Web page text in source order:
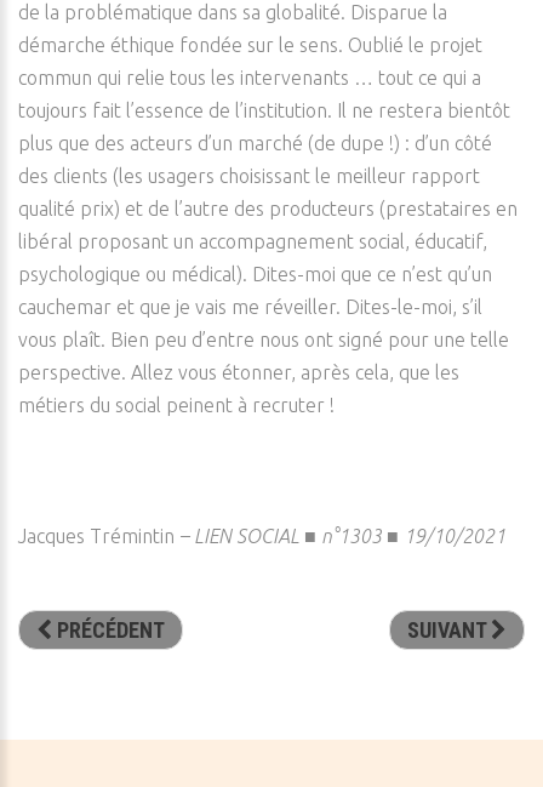
de la problématique dans sa globalité. Disparue la
démarche éthique fondée sur le sens. Oublié le projet
commun qui relie tous les intervenants … tout ce qui a
toujours fait l’essence de l’institution. Il ne restera bientôt
plus que des acteurs d’un marché (de dupe !) : d’un côté
des clients (les usagers choisissant le meilleur rapport
qualité prix) et de l’autre des producteurs (prestataires en
libéral proposant un accompagnement social, éducatif,
psychologique ou médical). Dites-moi que ce n’est qu’un
cauchemar et que je vais me réveiller. Dites-le-moi, s’il
vous plaît. Bien peu d’entre nous ont signé pour une telle
perspective. Allez vous étonner, après cela, que les
métiers du social peinent à recruter !
Jacques Trémintin – LIEN SOCIAL ■ n°1303 ■ 19/10/2021
PRÉCÉDENT SUIVANT